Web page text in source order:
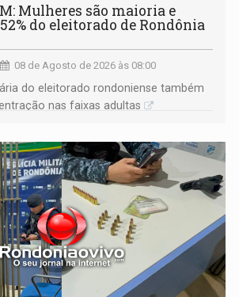
Mulheres são maioria e
do eleitorado de Rondônia
08 de Agosto de 2026 às 08:00
do eleitorado rondoniense também
nas faixas adultas